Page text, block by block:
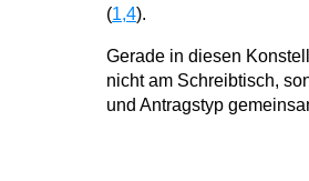
(1,4).
Gerade in diesen
nicht am Schreibtisch,
und Antragstyp